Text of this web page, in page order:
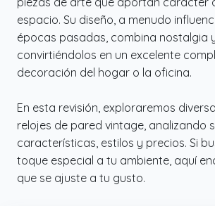
espacio. Su diseño, a menudo
épocas pasadas, combina nostalgia
convirtiéndolos en un excelente
decoración del hogar o la oficina.
En esta revisión, exploraremos
relojes de pared vintage, analizando
características, estilos y precios. Si
toque especial a tu ambiente, aquí
que se ajuste a tu gusto.